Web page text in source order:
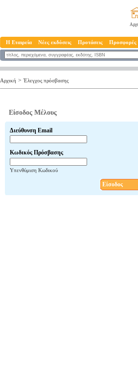
Η Εταιρεία Νέες εκδόσεις Προτάσεις Προσφορές
Αρχική > Έλεγχος πρόσβασης
Είσοδος Μέλους
Διεύθυνση Email
Κωδικός Πρόσβασης
Υπενθύμιση Κωδικού
Είσοδος